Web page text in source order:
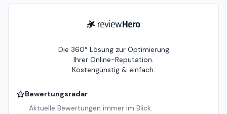
ReviewHero
Die 360° Lösung zur Optimierung
Ihrer Online-Reputation.
Kostengünstig & einfach.
Bewertungsradar
Aktuelle Bewertungen immer im Blick.